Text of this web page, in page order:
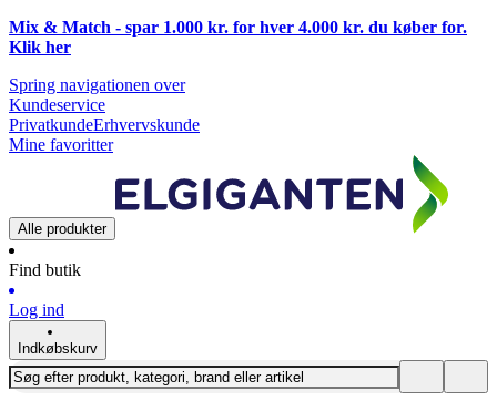
Mix & Match - spar 1.000 kr. for hver 4.000 kr. du køber for.
Klik her
Spring navigationen over
Kundeservice
PrivatkundeErhvervskunde
Mine favoritter
Alle produkter
Find butik
Log ind
Indkøbskurv